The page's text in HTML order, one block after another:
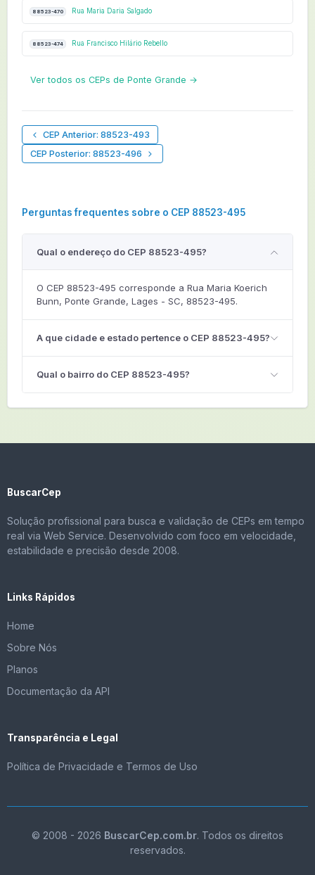
88523-470 Rua Maria Daria Salgado
88523-474 Rua Francisco Hilário Rebello
Ver todos os CEPs de Ponte Grande →
CEP Anterior: 88523-493
CEP Posterior: 88523-496
Perguntas frequentes sobre o CEP 88523-495
Qual o endereço do CEP 88523-495?
O CEP 88523-495 corresponde a Rua Maria Koerich
Bunn, Ponte Grande, Lages - SC, 88523-495.
A que cidade e estado pertence o CEP 88523-495?
Qual o bairro do CEP 88523-495?
BuscarCep
Solução profissional para busca e validação de CEPs em tempo
real via Web Service. Desenvolvido com foco em velocidade,
estabilidade e precisão desde 2008.
Links Rápidos
Home
Sobre Nós
Planos
Documentação da API
Transparência e Legal
Política de Privacidade e Termos de Uso
© 2008 - 2026 BuscarCep.com.br. Todos os direitos
reservados.